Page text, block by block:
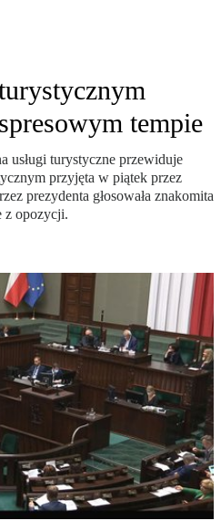
tempie
usługi turystyczne przewiduje
przyjęta w piątek przez
prezydenta głosowała znakomita
z opozycji.